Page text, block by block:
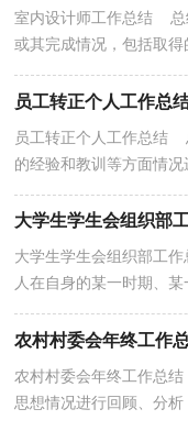
室内设计师工作总结 总
或其完成情况，包括取
以回顾和分析的书面材
员工转正个人工作总
员工转正个人工作总结
的经验和教训等方面情
大学生学生会组织部
大学生学生会组织部工
人在自身的某一时期、
进行回顾检查、分析评
农村村委会年终工作
农村村委会年终工作总
思想情况进行回顾、分